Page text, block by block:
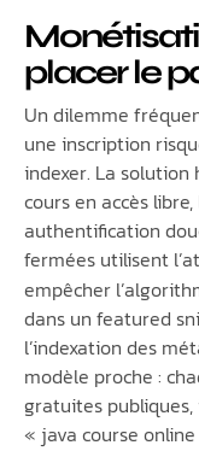
placer le
Un dilemme
une inscription
indexer. La solution
cours en accès
authentification
fermées utilisent
empêcher
dans un featured
l’indexation des
modèle proche :
gratuites publiques,
« java course